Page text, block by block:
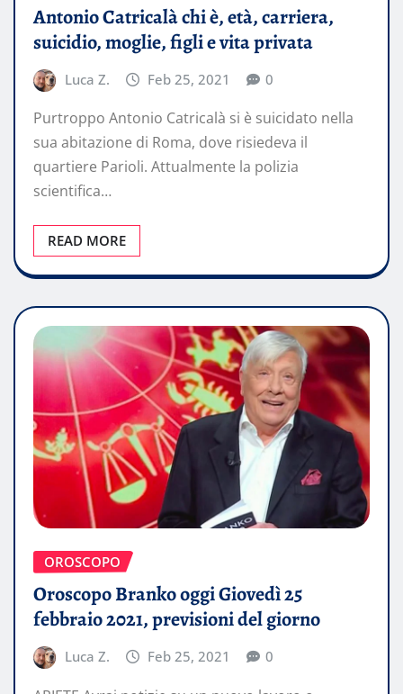
Antonio Catricalà chi è, età, carriera,
suicidio, moglie, figli e vita privata
Luca Z. Feb 25, 2021 0
Purtroppo Antonio Catricalà si è suicidato nella
sua abitazione di Roma, dove risiedeva il
quartiere Parioli. Attualmente la polizia
scientifica…
READ MORE
OROSCOPO
Oroscopo Branko oggi Giovedì 25
febbraio 2021, previsioni del giorno
Luca Z. Feb 25, 2021 0